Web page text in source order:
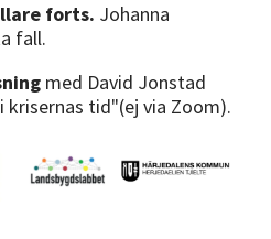
forts. Johanna
fall.
med David Jonstad
krisernas tid"(ej via Zoom).